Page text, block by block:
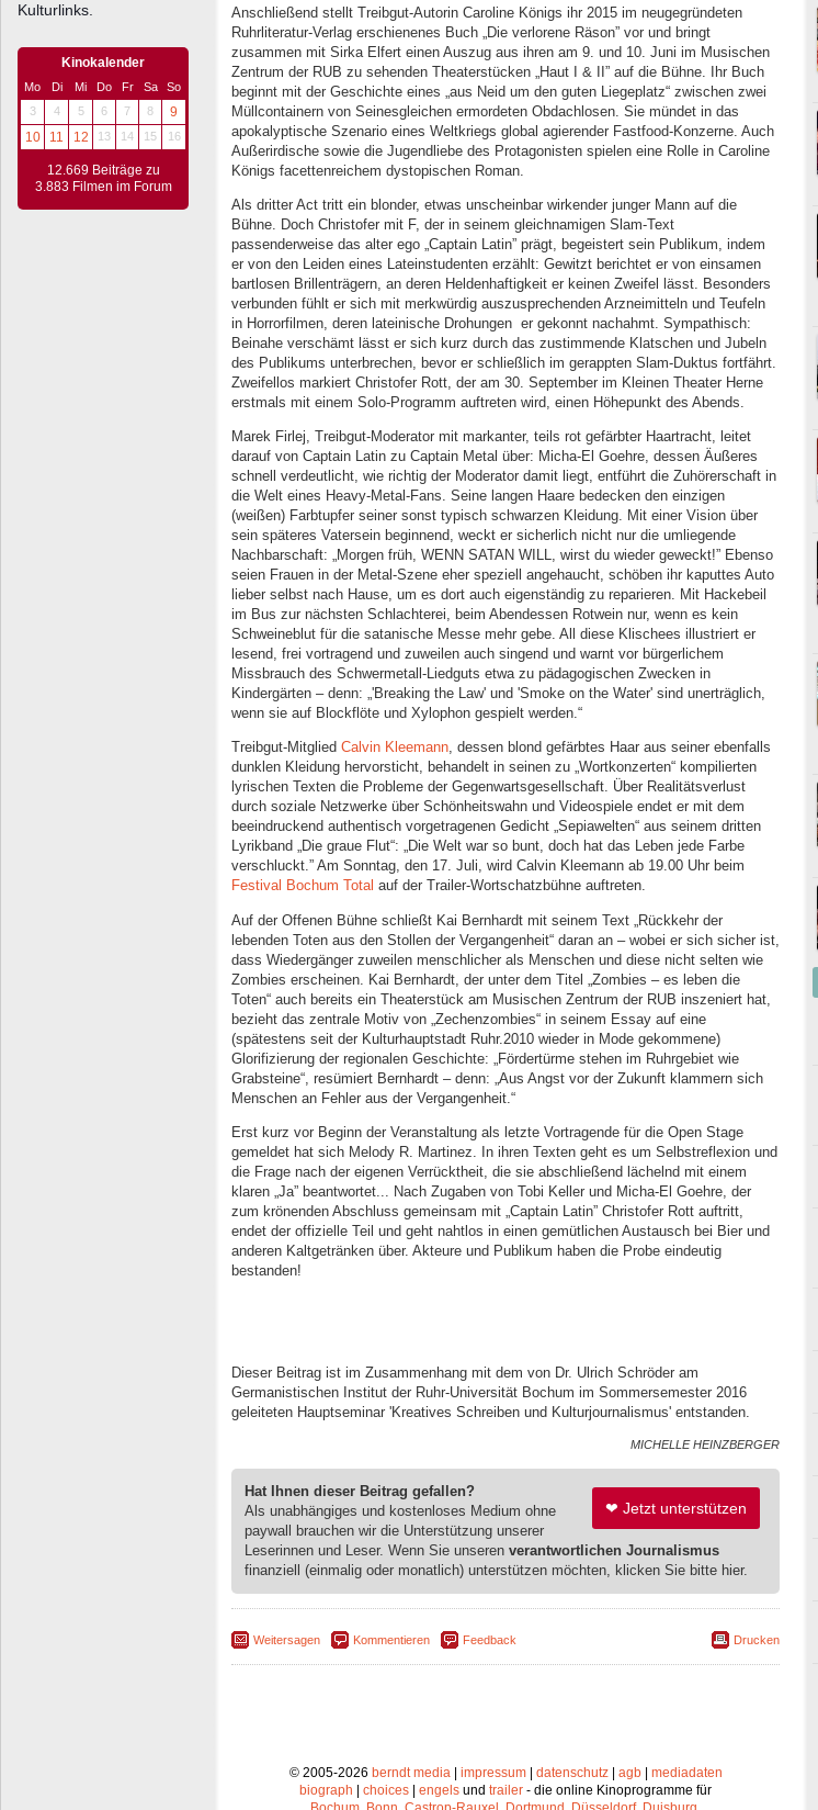
Kulturlinks.
Kinokalender
Mo Di Mi Do Fr Sa
So
3
4 5 6 7 8
9
10
11 12 13 14 15 16
12.669 Beiträge zu
3.883 Filmen im Forum
Anschließend stellt Treibgut-Autorin Caroline Königs ihr 2015 im neugegründeten
Ruhrliteratur-Verlag erschienenes Buch „Die verlorene Räson” vor und bringt
zusammen mit Sirka Elfert einen Auszug aus ihren am 9. und 10. Juni im Musischen
Zentrum der RUB zu sehenden Theaterstücken „Haut I & II” auf die Bühne. Ihr Buch
beginnt mit der Geschichte eines „aus Neid um den guten Liegeplatz“ zwischen zwei
Müllcontainern von Seinesgleichen ermordeten Obdachlosen. Sie mündet in das
apokalyptische Szenario eines Weltkriegs global agierender Fastfood-Konzerne. Auch
Außerirdische sowie die Jugendliebe des Protagonisten spielen eine Rolle in Caroline
Königs facettenreichem dystopischen Roman.
Als dritter Act tritt ein blonder, etwas unscheinbar wirkender junger Mann auf die
Bühne. Doch Christofer mit F, der in seinem gleichnamigen Slam-Text
passenderweise das alter ego „Captain Latin” prägt, begeistert sein Publikum, indem
er von den Leiden eines Lateinstudenten erzählt: Gewitzt berichtet er von einsamen
bartlosen Brillenträgern, an deren Heldenhaftigkeit er keinen Zweifel lässt. Besonders
verbunden fühlt er sich mit merkwürdig auszusprechenden Arzneimitteln und Teufeln
in Horrorfilmen, deren lateinische Drohungen er gekonnt nachahmt. Sympathisch:
Beinahe verschämt lässt er sich kurz durch das zustimmende Klatschen und Jubeln
des Publikums unterbrechen, bevor er schließlich im gerappten Slam-Duktus fortfährt.
Zweifellos markiert Christofer Rott, der am 30. September im Kleinen Theater Herne
erstmals mit einem Solo-Programm auftreten wird, einen Höhepunkt des Abends.
Marek Firlej, Treibgut-Moderator mit markanter, teils rot gefärbter Haartracht, leitet
darauf von Captain Latin zu Captain Metal über: Micha-El Goehre, dessen Äußeres
schnell verdeutlicht, wie richtig der Moderator damit liegt, entführt die Zuhörerschaft in
die Welt eines Heavy-Metal-Fans. Seine langen Haare bedecken den einzigen
(weißen) Farbtupfer seiner sonst typisch schwarzen Kleidung. Mit einer Vision über
sein späteres Vatersein beginnend, weckt er sicherlich nicht nur die umliegende
Nachbarschaft: „Morgen früh, WENN SATAN WILL, wirst du wieder geweckt!” Ebenso
seien Frauen in der Metal-Szene eher speziell angehaucht, schöben ihr kaputtes Auto
lieber selbst nach Hause, um es dort auch eigenständig zu reparieren. Mit Hackebeil
im Bus zur nächsten Schlachterei, beim Abendessen Rotwein nur, wenn es kein
Schweineblut für die satanische Messe mehr gebe. All diese Klischees illustriert er
lesend, frei vortragend und zuweilen auch singend und warnt vor bürgerlichem
Missbrauch des Schwermetall-Liedguts etwa zu pädagogischen Zwecken in
Kindergärten – denn: „'Breaking the Law' und 'Smoke on the Water' sind unerträglich,
wenn sie auf Blockflöte und Xylophon gespielt werden.“
Treibgut-Mitglied Calvin Kleemann, dessen blond gefärbtes Haar aus seiner ebenfalls
dunklen Kleidung hervorsticht, behandelt in seinen zu „Wortkonzerten“ kompilierten
lyrischen Texten die Probleme der Gegenwartsgesellschaft. Über Realitätsverlust
durch soziale Netzwerke über Schönheitswahn und Videospiele endet er mit dem
beeindruckend authentisch vorgetragenen Gedicht „Sepiawelten“ aus seinem dritten
Lyrikband „Die graue Flut“: „Die Welt war so bunt, doch hat das Leben jede Farbe
verschluckt.” Am Sonntag, den 17. Juli, wird Calvin Kleemann ab 19.00 Uhr beim
Festival Bochum Total auf der Trailer-Wortschatzbühne auftreten.
Auf der Offenen Bühne schließt Kai Bernhardt mit seinem Text „Rückkehr der
lebenden Toten aus den Stollen der Vergangenheit“ daran an – wobei er sich sicher ist,
dass Wiedergänger zuweilen menschlicher als Menschen und diese nicht selten wie
Zombies erscheinen. Kai Bernhardt, der unter dem Titel „Zombies – es leben die
Toten“ auch bereits ein Theaterstück am Musischen Zentrum der RUB inszeniert hat,
bezieht das zentrale Motiv von „Zechenzombies“ in seinem Essay auf eine
(spätestens seit der Kulturhauptstadt Ruhr.2010 wieder in Mode gekommene)
Glorifizierung der regionalen Geschichte: „Fördertürme stehen im Ruhrgebiet wie
Grabsteine“, resümiert Bernhardt – denn: „Aus Angst vor der Zukunft klammern sich
Menschen an Fehler aus der Vergangenheit.“
Erst kurz vor Beginn der Veranstaltung als letzte Vortragende für die Open Stage
gemeldet hat sich Melody R. Martinez. In ihren Texten geht es um Selbstreflexion und
die Frage nach der eigenen Verrücktheit, die sie abschließend lächelnd mit einem
klaren „Ja” beantwortet... Nach Zugaben von Tobi Keller und Micha-El Goehre, der
zum krönenden Abschluss gemeinsam mit „Captain Latin” Christofer Rott auftritt,
endet der offizielle Teil und geht nahtlos in einen gemütlichen Austausch bei Bier und
anderen Kaltgetränken über. Akteure und Publikum haben die Probe eindeutig
bestanden!
Dieser Beitrag ist im Zusammenhang mit dem von Dr. Ulrich Schröder am
Germanistischen Institut der Ruhr-Universität Bochum im Sommersemester 2016
geleiteten Hauptseminar 'Kreatives Schreiben und Kulturjournalismus' entstanden.
MICHELLE HEINZBERGER
❤ Jetzt unterstützen
Hat Ihnen dieser Beitrag gefallen?
Als unabhängiges und kostenloses Medium ohne
paywall brauchen wir die Unterstützung unserer
Leserinnen und Leser. Wenn Sie unseren verantwortlichen Journalismus
finanziell (einmalig oder monatlich) unterstützen möchten, klicken Sie bitte hier.
Weitersagen Kommentieren Feedback Drucken
© 2005-2026 berndt media| impressum| datenschutz| agb| mediadaten
biograph | choices | engels und trailer - die online Kinoprogramme für